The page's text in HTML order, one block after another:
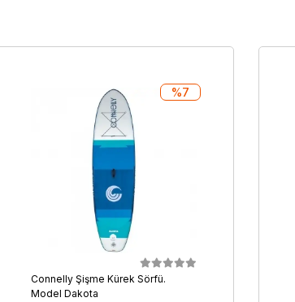
Connelly Şişme Kürek Sörfü.
Model Dakota
%7